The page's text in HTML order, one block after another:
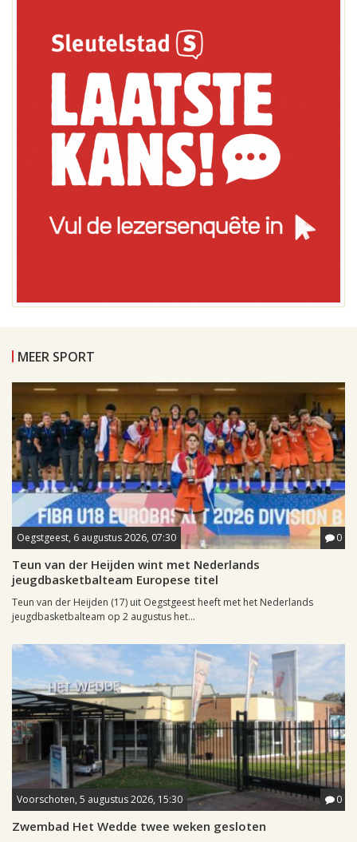
MEER SPORT
Oegstgeest, 6 augustus 2026, 07:30 0
Teun van der Heijden wint met Nederlands
jeugdbasketbalteam Europese titel
Teun van der Heijden (17) uit Oegstgeest heeft met het Nederlands
jeugdbasketbalteam op 2 augustus het...
Voorschoten, 5 augustus 2026, 15:30 0
Zwembad Het Wedde twee weken gesloten